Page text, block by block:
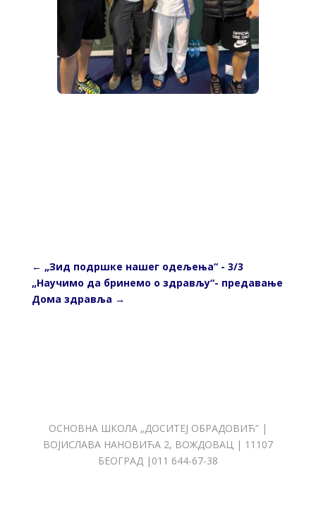
← „Зид подршке нашег одељења“ - 3/3
„Научимо да бринемо о здрављу“- предавање
Дома здравља →
ОСНОВНА ШКОЛА „ДОСИТЕЈ ОБРАДОВИЋ” |
ВОЈИСЛАВА НАНОВИЋА 2, ВОЖДОВАЦ | 11107
БЕОГРАД |011 644-67-38